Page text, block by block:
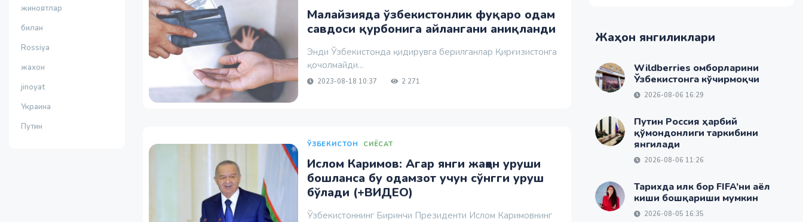
жиноятлар
билан
Rossiya
жахон
jinoyat
Украина
Путин
Малайзияда ўзбекистонлик фуқаро одам
савдоси қурбонига айлангани аниқланди
Энди Ўзбекистонда қидирувга берилганлар Қирғизистонга
қочолмайди...
2023-08-18 10:37 2 271
ЎЗБЕКИСТОН СИЁСАТ
Ислом Каримов: Агар янги жаҳон уруши
бошланса бу одамзот учун сўнгги уруш
бўлади (+ВИДЕО)
Ўзбекистоннинг Биринчи Президенти Ислом Каримовнинг
Жаҳон янгиликлари
Wildberries омборларини
Ўзбекистонга кўчирмоқчи
2026-08-06 16:29
Путин Россия ҳарбий
қўмондонлиги таркибини
янгилади
2026-08-06 11:26
Тарихда илк бор FIFA’ни аёл
киши бошқариши мумкин
2026-08-05 16:35